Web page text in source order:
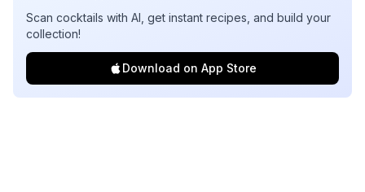
Scan cocktails with AI, get instant recipes, and build your
collection!
Download on App Store